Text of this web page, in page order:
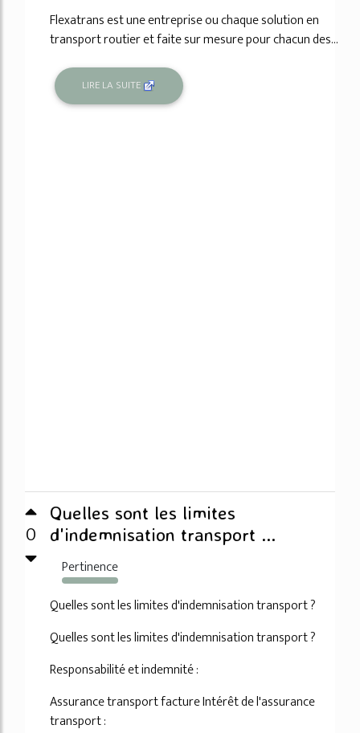
Flexatrans est une entreprise ou chaque solution en
transport routier et faite sur mesure pour chacun des...
LIRE LA SUITE
0
Quelles sont les limites
d'indemnisation transport ...
Pertinence
807%
Quelles sont les limites d'indemnisation transport ?
Quelles sont les limites d'indemnisation transport ?
Responsabilité et indemnité :
Assurance transport facture Intérêt de l'assurance
transport :